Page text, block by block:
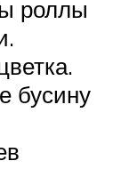
роллы
бусину